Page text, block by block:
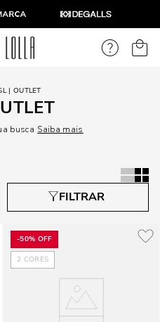
| OUTLET
busca Saiba mais
-50% OFF
2 CORES